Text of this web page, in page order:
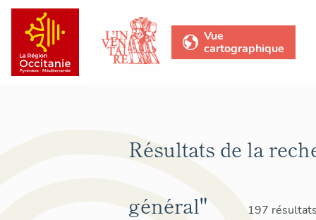
Vue
cartographique
Résultats de la
général"
197